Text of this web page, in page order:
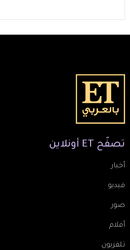
تصفّح ET أونلاين
أخبار
فيديو
صور
أفلام
تلفزيون